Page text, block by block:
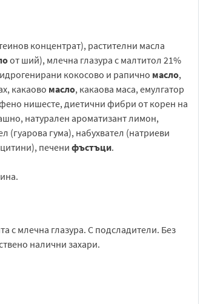
концентрат), растителни масла
от ший), млечна глазура с малтитол 21%
кокосово и рапично масло,
какаово масло, какаова маса, емулгатор
нишесте, диетични фибри от корен на
натурален ароматизант лимон,
(гуарова гума), набухвател (натриеви
печени фъстъци.
с млечна глазура. С подсладители. Без
налични захари.